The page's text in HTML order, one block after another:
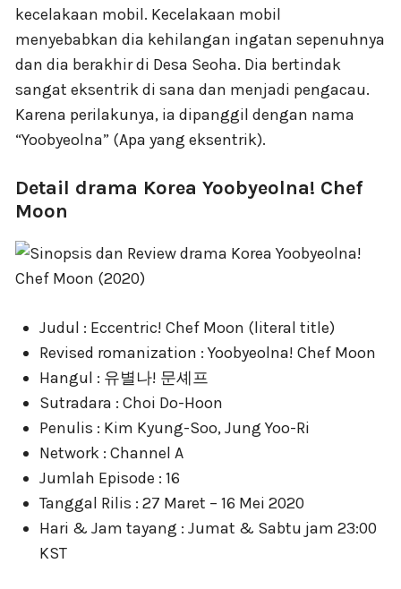
kecelakaan mobil. Kecelakaan mobil
menyebabkan dia kehilangan ingatan sepenuhnya
dan dia berakhir di Desa Seoha. Dia bertindak
sangat eksentrik di sana dan menjadi pengacau.
Karena perilakunya, ia dipanggil dengan nama
“Yoobyeolna” (Apa yang eksentrik).
Detail drama Korea Yoobyeolna! Chef
Moon
Judul : Eccentric! Chef Moon (literal title)
Revised romanization : Yoobyeolna! Chef Moon
Hangul : 유별나! 문셰프
Sutradara : Choi Do-Hoon
Penulis : Kim Kyung-Soo, Jung Yoo-Ri
Network : Channel A
Jumlah Episode : 16
Tanggal Rilis : 27 Maret – 16 Mei 2020
Hari & Jam tayang : Jumat & Sabtu jam 23:00
KST